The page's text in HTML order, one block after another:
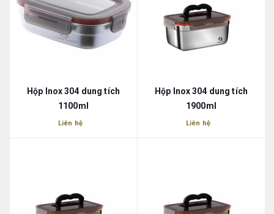
Hộp Inox 304 dung tích
1100ml
Liên hệ
Hộp Inox 304 dung tích
1900ml
Liên hệ